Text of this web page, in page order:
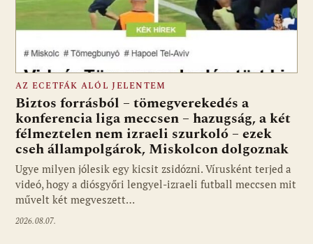
AZ ECETFÁK ALÓL JELENTEM
Biztos forrásból – tömegverekedés a
konferencia liga meccsen – hazugság, a két
félmeztelen nem izraeli szurkoló – ezek
cseh állampolgárok, Miskolcon dolgoznak
Ugye milyen jólesik egy kicsit zsidózni. Vírusként terjed a
videó, hogy a diósgyőri lengyel-izraeli futball meccsen mit
művelt két megveszett…
2026.08.07.